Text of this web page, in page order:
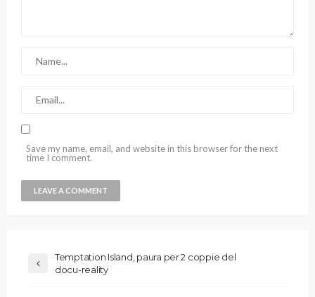
Save my name, email, and website in this browser for the next
time I comment.
Temptation Island, paura per 2 coppie del
docu-reality